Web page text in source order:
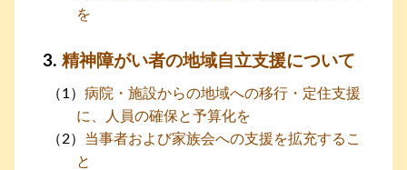
を
精神障がい者の地域自立支援について
病院・施設からの地域への移行・定住支援
に、人員の確保と予算化を
当事者および家族会への支援を拡充するこ
と